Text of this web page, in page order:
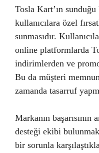
Tosla Kart’ın
kullanıcılara özel
sunmasıdır.
online platformlarda
indirimlerden ve
Bu da müşteri
zamanda tasarruf
Markanın
desteği ekibi
bir sorunla